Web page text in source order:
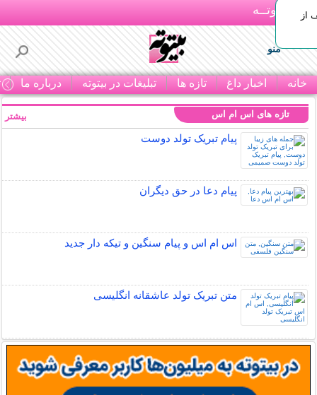
بـیتوتــه
منو
خانه اخبار داغ تازه ها تبلیغات در بیتوته درباره ما
تخفیف از
تازه های اس ام اس
پیام تبریک تولد دوست
پیام دعا در حق دیگران
اس ام اس و پیام سنگین و تیکه دار جدید
متن تبریک تولد عاشقانه انگلیسی
بیشتر